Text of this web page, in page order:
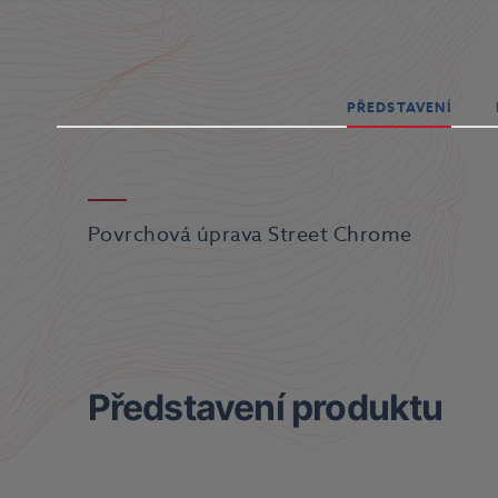
PŘEDSTAVENÍ
Povrchová úprava Street Chrome
Představení produktu